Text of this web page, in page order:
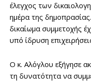
έλεγχος των
ημέρα της
δικαίωμα συμμετοχής
υπό ίδρυση
Ο κ. Αλόγλου εξήγησε
τη δυνατότητα να